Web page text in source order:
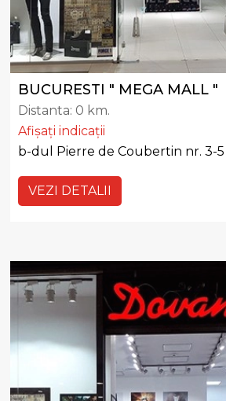
BUCURESTI " MEGA MALL "
Distanta: 0 km.
Afișați indicații
b-dul Pierre de Coubertin nr. 3-5
VEZI DETALII